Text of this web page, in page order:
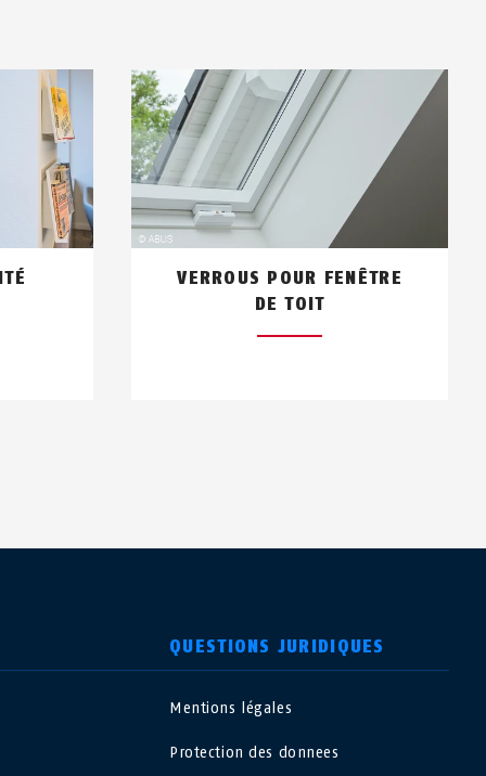
VERROUS POUR FENÊTRE
DE TOIT
QUESTIONS JURIDIQUES
Mentions légales
Protection des donnees